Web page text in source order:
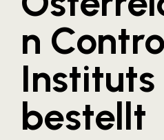
Bundesverband
Cineplexx
Colmobil Austria
Controller Institut
Darbo
n
Instituts
bestellt